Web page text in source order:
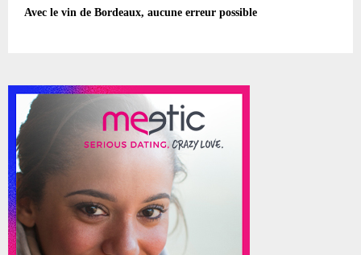
Avec le vin de Bordeaux, aucune erreur possible